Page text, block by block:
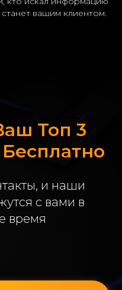
вашим клиентом.
Топ 3
и наши
с вами в
время